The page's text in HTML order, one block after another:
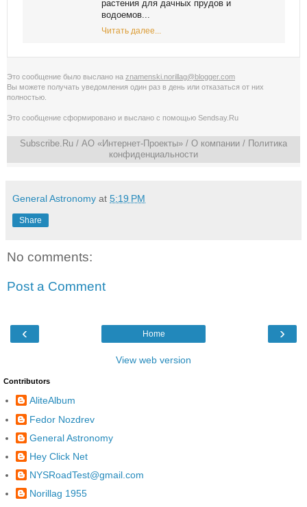
растения для дачных прудов и
водоемов...
Читать далее...
Это сообщение было выслано на znamenski.norillag@blogger.com
Вы можете получать уведомления один раз в день или отказаться от них
полностью
Это сообщение сформировано и выслано с помощью Sendsay.Ru
Subscribe.Ru / АО «Интернет-Проекты» / О компании / Политика
конфиденциальности
General Astronomy at 5:19 PM
Share
No comments:
Post a Comment
‹ ›
Home
View web version
Contributors
AliteAlbum
Fedor Nozdrev
General Astronomy
Hey Click Net
NYSRoadTest@gmail.com
Norillag 1955